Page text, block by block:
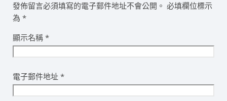
發佈留言必須填寫的電子郵件地址不會公開。 必填欄位標示
為 *
顯示名稱 *
電子郵件地址 *